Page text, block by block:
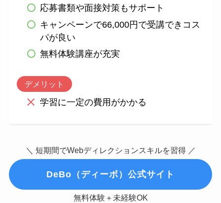
応募書類や面接対策もサポート
キャンペーンで66,000円で受講できコス
パが良い
無料体験講座が充実
デメリット
学習に一定の費用がかかる
＼ 短期間でWebディレクションスキルを習得 ／
DeBo（ディーボ）公式サイト
無料体験＋未経験OK